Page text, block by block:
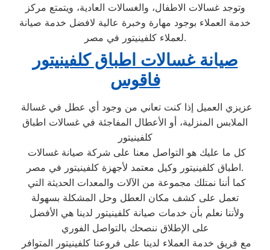
وتوجد غسالات الاطفال، والغسالات العادية، ويتمتع مركز
خدمة العملاء بوجود مهارة وخبرة عالية لافضل خدمة صيانة
لعملاء كلفينيتور في مصر.
صيانة غسالات اطباق كلفينيتور
فاقوس
الملابس المنزلية، أو الأعطال المفاجئة في غسالات اطباق
كلفينيتور
اطباق كلفينيتور وكيل معتمد لأجهزة كلفينيتور في مصر.
تعمل على كشف مكان العطل وحل المشكلة بسهولة
على الإطلاق ننصحك بالتواصل الفوري